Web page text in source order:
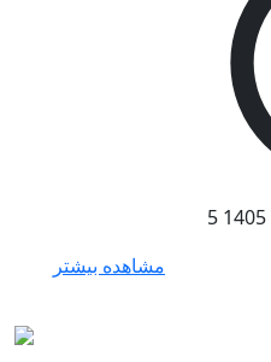
مشاهده بیشتر